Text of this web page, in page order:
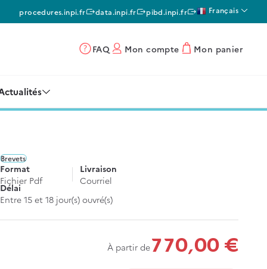
procedures.inpi.fr data.inpi.fr pibd.inpi.fr Français
FAQ Mon compte Mon panier
Brevets
Format
Fichier Pdf
Livraison
Courriel
Délai
Entre 15 et 18 jour(s) ouvré(s)
À partir de770,00 €